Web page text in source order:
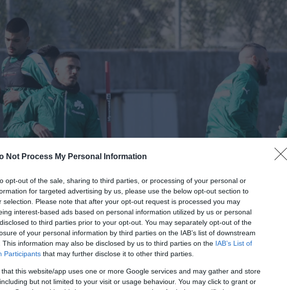
Not Process My Personal Information
opt-out of the sale, sharing to third parties, or processing of your personal or
for targeted advertising by us, please use the below opt-out section to
selection. Please note that after your opt-out request is processed you may
interest-based ads based on personal information utilized by us or personal
to third parties prior to your opt-out. You may separately opt-out of the
of your personal information by third parties on the IAB’s list of downstream
This information may also be disclosed by us to third parties on the IAB’s List of
Participants that may further disclose it to other third parties.
that this website/app uses one or more Google services and may gather and store
but not limited to your visit or usage behaviour. You may click to grant or